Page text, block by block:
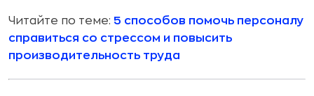
Читайте по теме: 5 способов помочь персоналу
справиться со стрессом и повысить
производительность труда